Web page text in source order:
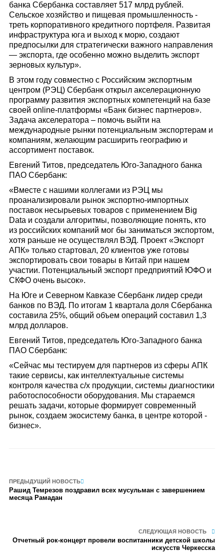
банка Сбербанка составляет 517 млрд рублей.
Сельское хозяйство и пищевая промышленность -
треть корпоративного кредитного портфеля. Развитая
инфраструктура юга и выход к морю, создают
предпосылки для стратегически важного направления
— экспорта, где особенно можно выделить экспорт
зерновых культур».
В этом году совместно с Российским экспортным
центром (РЭЦ) Сбербанк открыл акселерационную
программу развития экспортных компетенций на базе
своей online-платформы «Банк бизнес партнеров».
Задача акселератора – помочь выйти на
международные рынки потенциальным экспортерам и
компаниям, желающим расширить географию и
ассортимент поставок.
Евгений Титов, председатель Юго-Западного банка
ПАО Сбербанк:
«Вместе с нашими коллегами из РЭЦ мы
проанализировали рынок экспортно-импортных
поставок несырьевых товаров с применением Big
Data и создали алгоритмы, позволяющие понять, кто
из российских компаний мог бы заниматься экспортом,
хотя раньше не осуществлял ВЭД. Проект «Экспорт
АПК» только стартовал, 20 клиентов уже готовы
экспортировать свои товары в Китай при нашем
участии. Потенциальный экспорт предприятий ЮФО и
СКФО очень высок».
На Юге и Северном Кавказе Сбербанк лидер среди
банков по ВЭД. По итогам 1 квартала доля Сбербанка
составила 25%, общий объем операций составил 1,3
млрд долларов.
Евгений Титов, председатель Юго-Западного банка
ПАО Сбербанк:
«Сейчас мы тестируем для партнеров из сферы АПК
такие сервисы, как интеллектуальные системы
контроля качества с/х продукции, системы диагностики
работоспособности оборудования. Мы стараемся
решать задачи, которые формирует современный
рынок, создаем экосистему банка, в центре которой -
бизнес».
ПРЕДЫДУЩИЙ НОВОСТЬ
Рашид Темрезов поздравил всех мусульман с завершением
месяца Рамадан
СЛЕДУЮЩАЯ НОВОСТЬ
Отчетный рок-концерт провели воспитанники детской школы
искусств Черкесска